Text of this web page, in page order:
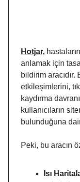
Hotjar,
anlamak için
bildirim aracıdır.
etkileşimlerini,
kaydırma
kullanıcıların
bulunduğuna
Peki, bu aracın
Isı